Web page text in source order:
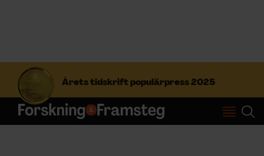
Årets tidskrift populärpress 2025
S
f
t
Prenumerera